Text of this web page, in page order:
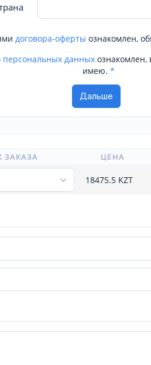
договора-оферты ознакомлен,
персональных данных
имею. *
ЗАКАЗА ЦЕНА
18475.5 KZT